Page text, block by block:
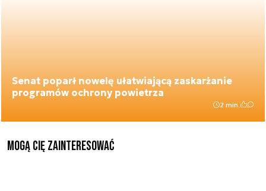
Senat poparł nowelę ułatwiającą zaskarżanie
programów ochrony powietrza
2 min.
Mogą Cię zainteresować